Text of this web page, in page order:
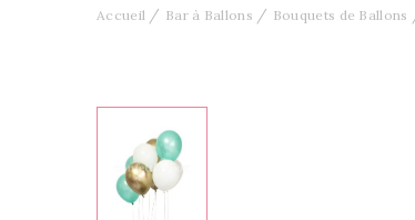
Accueil Bar à Ballons Bouquets de Ballons